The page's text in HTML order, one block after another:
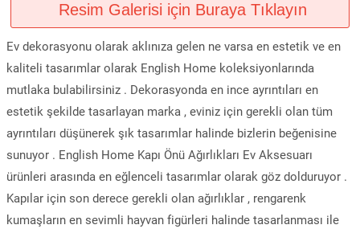
Resim Galerisi için Buraya Tıklayın
Ev dekorasyonu olarak aklınıza gelen ne varsa en estetik ve en
kaliteli tasarımlar olarak English Home koleksiyonlarında
mutlaka bulabilirsiniz . Dekorasyonda en ince ayrıntıları en
estetik şekilde tasarlayan marka , eviniz için gerekli olan tüm
ayrıntıları düşünerek şık tasarımlar halinde bizlerin beğenisine
sunuyor . English Home Kapı Önü Ağırlıkları Ev Aksesuarı
ürünleri arasında en eğlenceli tasarımlar olarak göz dolduruyor .
Kapılar için son derece gerekli olan ağırlıklar , rengarenk
kumaşların en sevimli hayvan figürleri halinde tasarlanması ile